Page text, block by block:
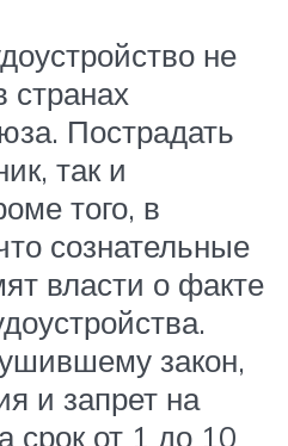
не
странах
Пострадать
так и
того, в
сознательные
власти о факте
закон,
и запрет на
срок от 1 до 10